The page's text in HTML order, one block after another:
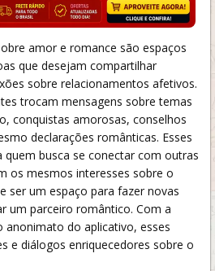
amor e romance são espaços
que desejam compartilhar
sobre relacionamentos afetivos.
trocam mensagens sobre temas
conquistas amorosas, conselhos
declarações românticas. Esses
quem busca se conectar com outras
os mesmos interesses sobre o
ser um espaço para fazer novas
um parceiro romântico. Com a
anonimato do aplicativo, esses
e diálogos enriquecedores sobre o